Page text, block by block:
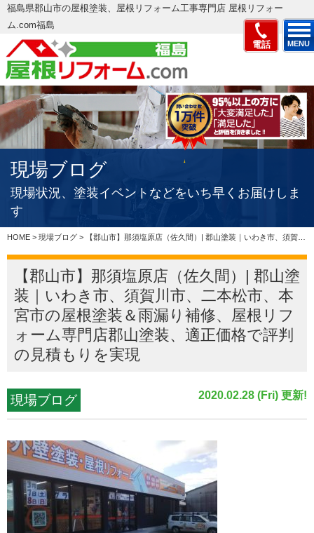
福島県郡山市の屋根塗装、屋根リフォーム工事専門店 屋根リフォー
ム.com福島
電話
MENU
現場ブログ
現場状況、塗装イベントなどをいち早くお届けしま
す
HOME > 現場ブログ > 【郡山市】那須塩原店（佐久間）| 郡山塗装｜いわき市、須賀川市、二本松市、本宮市の屋根塗装＆雨漏り補修、屋根リフォーム専門店郡山塗装、適正価格で評判の見積もりを実現
【郡山市】那須塩原店（佐久間）| 郡山塗
装｜いわき市、須賀川市、二本松市、本
宮市の屋根塗装＆雨漏り補修、屋根リフ
ォーム専門店郡山塗装、適正価格で評判
の見積もりを実現
現場ブログ 2020.02.28 (Fri) 更新!